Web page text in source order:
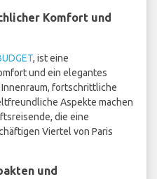
Komfort und
, ist eine
und ein elegantes
fortschrittliche
Aspekte machen
die eine
Viertel von Paris
und